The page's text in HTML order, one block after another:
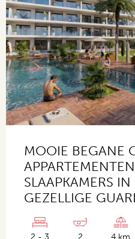
MOOIE BEGANE
SLAAPKAMERS
GEZELLIGE
2 - 3 2 4 km